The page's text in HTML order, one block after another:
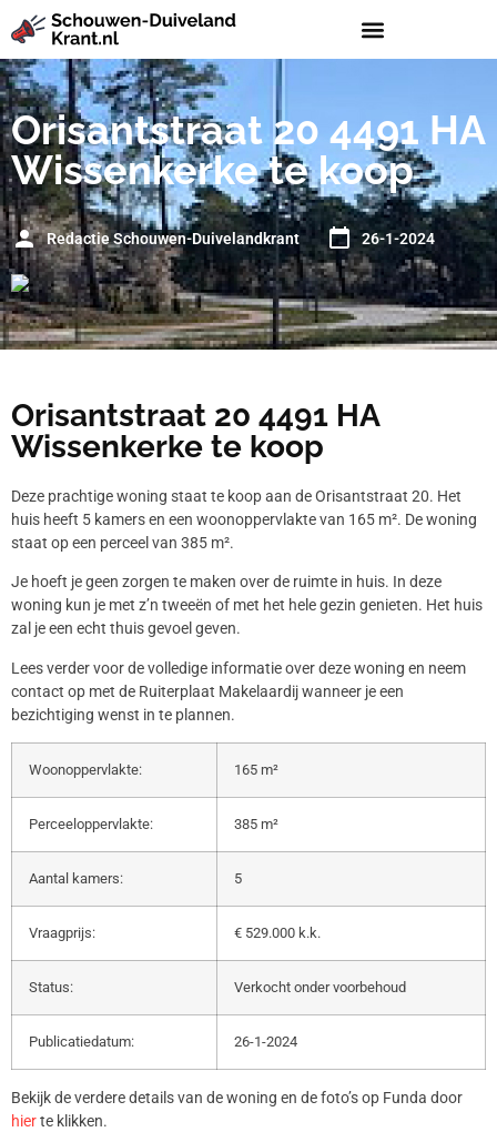
Orisantstraat 20 4491 HA
Wissenkerke te koop
Redactie Schouwen-Duivelandkrant 26-1-2024
Orisantstraat 20 4491 HA
Wissenkerke te koop
Deze prachtige woning staat te koop aan de Orisantstraat 20. Het
huis heeft 5 kamers en een woonoppervlakte van 165 m². De woning
staat op een perceel van 385 m².
Je hoeft je geen zorgen te maken over de ruimte in huis. In deze
woning kun je met z’n tweeën of met het hele gezin genieten. Het huis
zal je een echt thuis gevoel geven.
Lees verder voor de volledige informatie over deze woning en neem
contact op met de Ruiterplaat Makelaardij wanneer je een
bezichtiging wenst in te plannen.
Woonoppervlakte: 165 m²
Perceeloppervlakte: 385 m²
Aantal kamers: 5
Vraagprijs: € 529.000 k.k.
Status: Verkocht onder voorbehoud
Publicatiedatum: 26-1-2024
Bekijk de verdere details van de woning en de foto’s op Funda door
hierte klikken.